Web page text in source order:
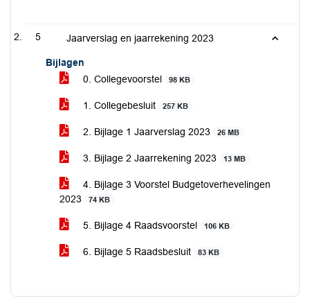
5 Jaarverslag en jaarrekening 2023
Bijlagen
0. Collegevoorstel
98 KB
1. Collegebesluit 257 KB
2. Bijlage 1 Jaarverslag 2023 26 MB
3. Bijlage 2 Jaarrekening 2023 13 MB
4. Bijlage 3 Voorstel Budgetoverhevelingen
2023
74 KB
5. Bijlage 4 Raadsvoorstel 106 KB
6. Bijlage 5 Raadsbesluit 83 KB